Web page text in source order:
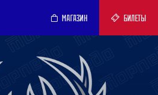
МАГАЗИН БИЛЕТЫ